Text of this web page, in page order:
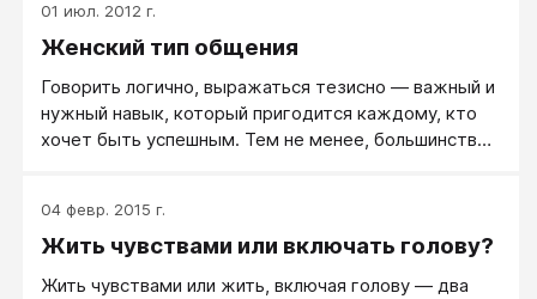
01 июл. 2012 г.
Женский тип общения
Говорить логично, выражаться тезисно — важный и
нужный навык, который пригодится каждому, кто
хочет быть успешным. Тем не менее, большинство
эволюции и продолжают совершенствовать этот
тип мышления, и что-то полезное в этом есть.
04 февр. 2015 г.
Жить чувствами или включать голову?
Жить чувствами или жить, включая голову — два